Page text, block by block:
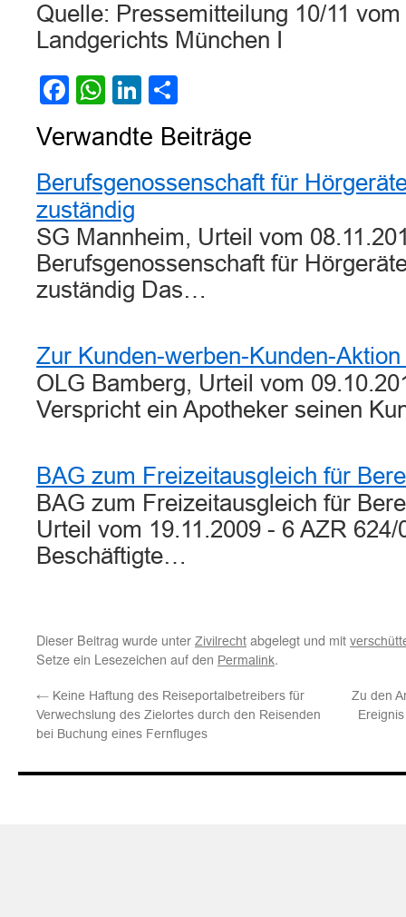
Quelle: Pressemitteilung 10/11 vom
Landgerichts München I
Facebook
WhatsApp
LinkedIn
Verwandte Beiträge
Berufsgenossenschaft für
zuständig
SG Mannheim, Urteil vom
Berufsgenossenschaft für
zuständig Das…
Zur Kunden-werben-Kunden-
OLG Bamberg, Urteil vom
Verspricht ein Apotheker seinen
BAG zum Freizeitausgleich für
BAG zum Freizeitausgleich für
Urteil vom 19.11.2009 - 6 AZR 624/
Beschäftigte…
Dieser Beitrag wurde unter Zivilrecht abgelegt und mit
Setze ein Lesezeichen auf den Permalink.
← Keine Haftung des Reiseportalbetreibers für
Verwechslung des Zielortes durch den Reisenden
bei Buchung eines Fernfluges
Zu den